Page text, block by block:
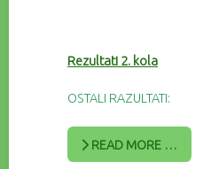
Rezultati 2. kola
OSTALI RAZULTATI:
READ MORE …